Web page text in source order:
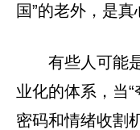
国”的老外，是
有些人可能
业化的体系，当
密码和情绪收割